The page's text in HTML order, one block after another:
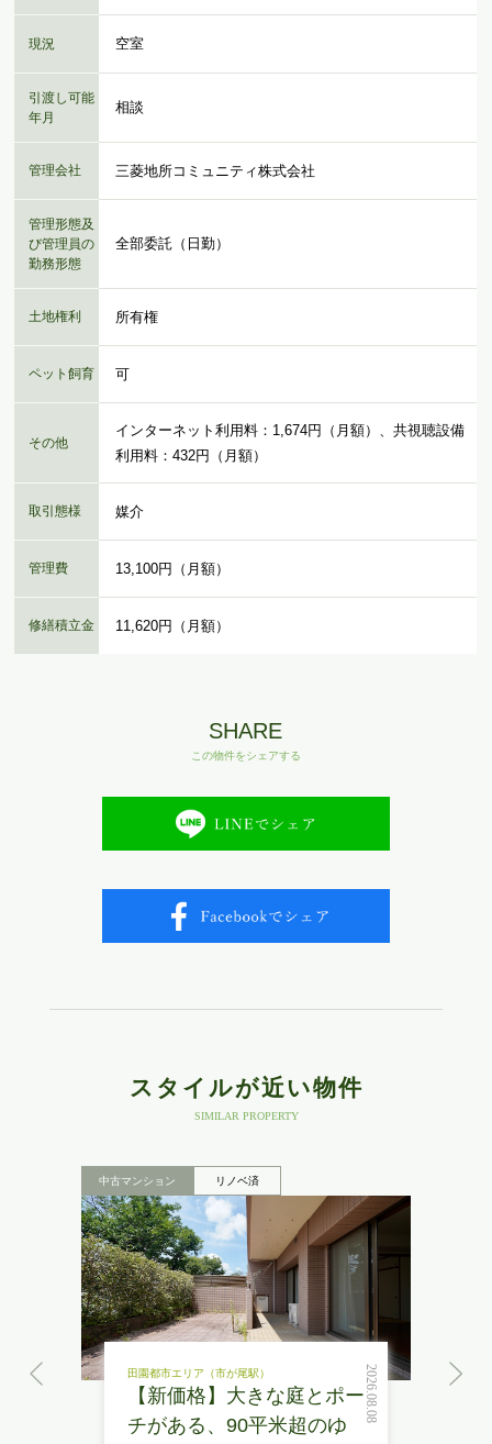
現況 空室
引渡し可能
年月
相談
管理会社 三菱地所コミュニティ株式会社
管理形態及
び管理員の
勤務形態
全部委託（日勤）
土地権利 所有権
ペット飼育 可
その他
インターネット利用料：1,674円（月額）、共視聴設備
利用料：432円（月額）
取引態様 媒介
管理費 13,100円（月額）
修繕積立金 11,620円（月額）
SHARE
この物件をシェアする
スタイルが近い物件
SIMILAR PROPERTY
中古マンション リノベ済
田園都市エリア（市が尾駅）
【新価格】大きな庭とポー
チがある、90平米超のゆ
2026.08.08